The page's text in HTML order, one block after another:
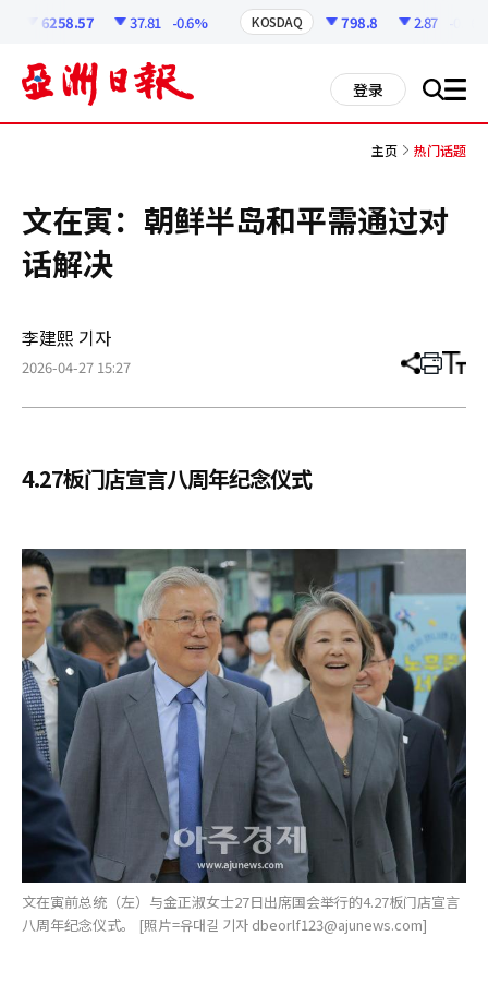
6258.57 37.81 -0.6% KOSDAQ 798.8 2.87
登录 搜 all
主页 热门话题
文在寅：朝鲜半岛和平需通过对
话解决
李建熙 기자
2026-04-27 15:27 分
章
打 调
小
4.27板门店宣言八周年纪念仪式
文在寅前总统（左）与金正淑女士27日出席国会举行的4.27板门店宣言
八周年纪念仪式。 [照片=유대길 기자 dbeorlf123@ajunews.com]